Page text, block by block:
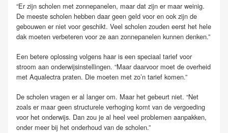
“Er zijn scholen met zonnepanelen, maar dat zijn er maar weinig.
De meeste scholen hebben daar geen geld voor en ook zijn de
gebouwen er niet voor geschikt. Veel scholen zouden eerst het hele
dak moeten verbeteren voor ze aan zonnepanelen kunnen denken.”
Een betere oplossing volgens haar is een speciaal tarief voor
stroom aan onderwijsinstellingen. “Maar daarvoor moet de overheid
met Aqualectra praten. Die moeten met zo’n tarief komen.”
De scholen vragen er al langer om. Maar het gebeurt niet. “Net
zoals er maar geen structurele verhoging komt van de vergoeding
voor het onderwijs. Dan zou je al heel veel problemen aanpakken,
onder meer bij het onderhoud van de scholen.”